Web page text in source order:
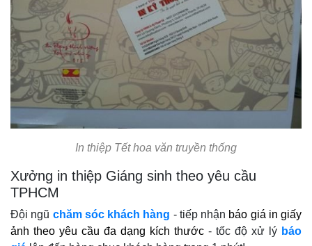
In thiệp Tết hoa văn truyền thống
Xưởng in thiệp Giáng sinh theo yêu cầu
TPHCM
Đội ngũ chăm sóc khách hàng - tiếp nhận báo giá in giấy
ảnh theo yêu cầu đa dạng kích thước - tốc độ xử lý báo